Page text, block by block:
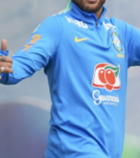
トラベル
サッカー
PEOPLE
ビジネス